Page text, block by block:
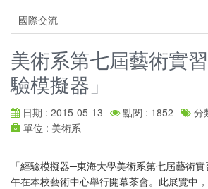
國際交流
美術系第七屆藝術實
驗模擬器」
日期 : 2015-05-13 點閱 : 1852
分
單位 : 美術系
「經驗模擬器─東海大學美術系第七屆藝術
午在本校藝術中心舉行開幕茶會。此展覽中